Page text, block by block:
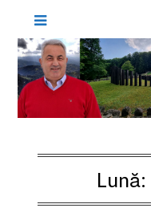
Lună: